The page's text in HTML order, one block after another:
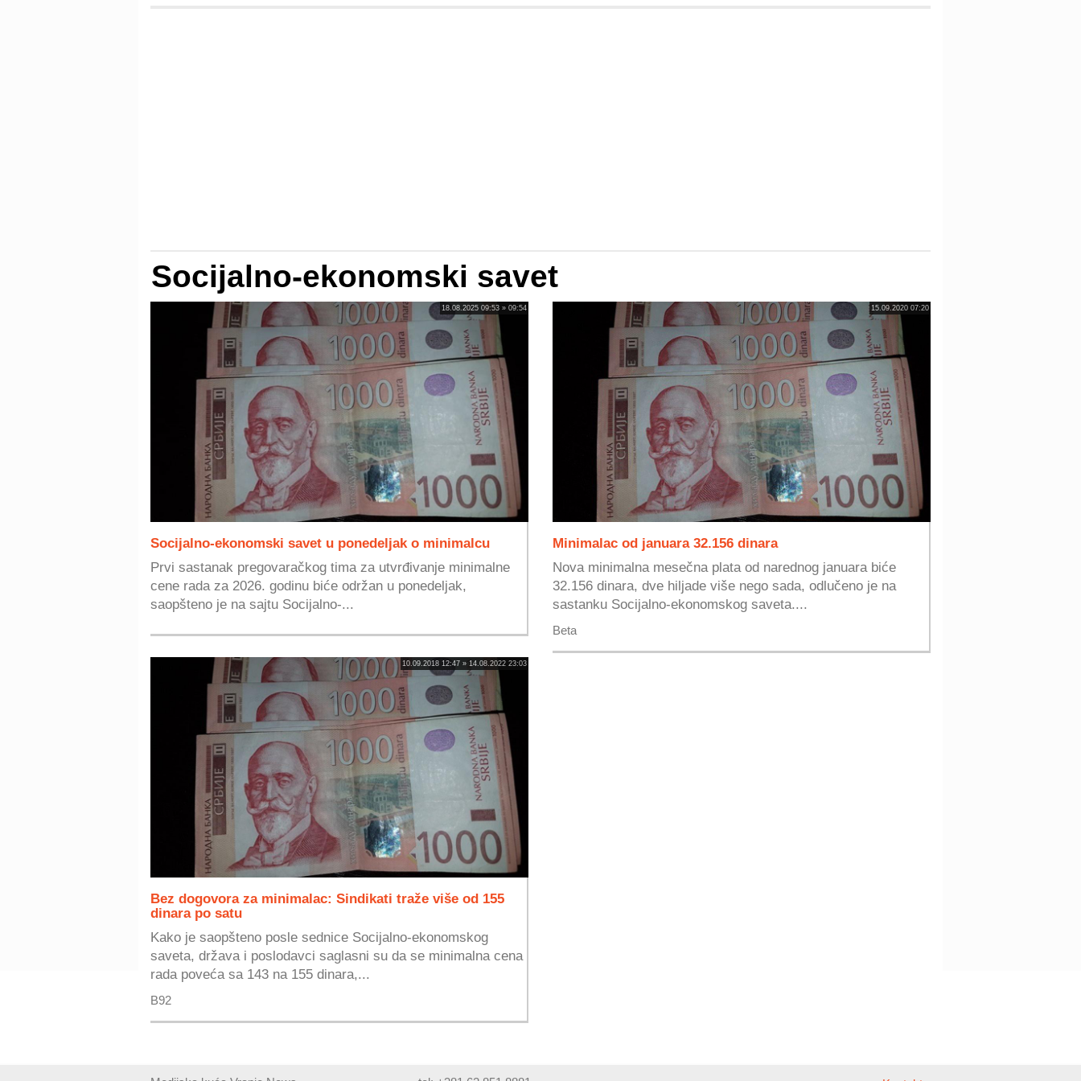
Socijalno-ekonomski savet
18.08.2025 09:53 » 09:54
Socijalno-ekonomski savet u ponedeljak o minimalcu
Prvi sastanak pregovaračkog tima za utvrđivanje minimalne
cene rada za 2026. godinu biće održan u ponedeljak,
saopšteno je na sajtu Socijalno-...
15.09.2020 07:20
Minimalac od januara 32.156 dinara
Nova minimalna mesečna plata od narednog januara biće
32.156 dinara, dve hiljade više nego sada, odlučeno je na
sastanku Socijalno-ekonomskog saveta....
Beta
10.09.2018 12:47 » 14.08.2022 23:03
Bez dogovora za minimalac: Sindikati traže više od 155
dinara po satu
Kako je saopšteno posle sednice Socijalno-ekonomskog
saveta, država i poslodavci saglasni su da se minimalna cena
rada poveća sa 143 na 155 dinara,...
B92